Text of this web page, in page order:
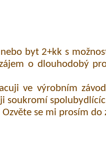
byt 2+kk s
o dlouhodobý
ve výrobním
soukromí
se mi prosím do